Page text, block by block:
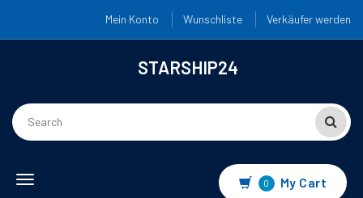
Mein Konto Wunschliste Verkäufer werden
STARSHIP24
Toggle
0 My Cart